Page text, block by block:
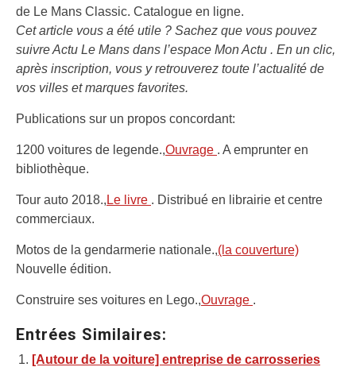
de Le Mans Classic. Catalogue en ligne.
Cet article vous a été utile ? Sachez que vous pouvez
suivre Actu Le Mans dans l’espace Mon Actu . En un clic,
après inscription, vous y retrouverez toute l’actualité de
vos villes et marques favorites.
Publications sur un propos concordant:
1200 voitures de legende.,Ouvrage . A emprunter en
bibliothèque.
Tour auto 2018., Le livre . Distribué en librairie et centre
commerciaux.
Motos de la gendarmerie nationale.,(la couverture)
Nouvelle édition.
Construire ses voitures en Lego.,Ouvrage .
Entrées Similaires:
[Autour de la voiture] entreprise de carrosseries